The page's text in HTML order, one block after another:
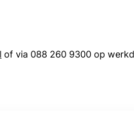
of via 088 260 9300 op